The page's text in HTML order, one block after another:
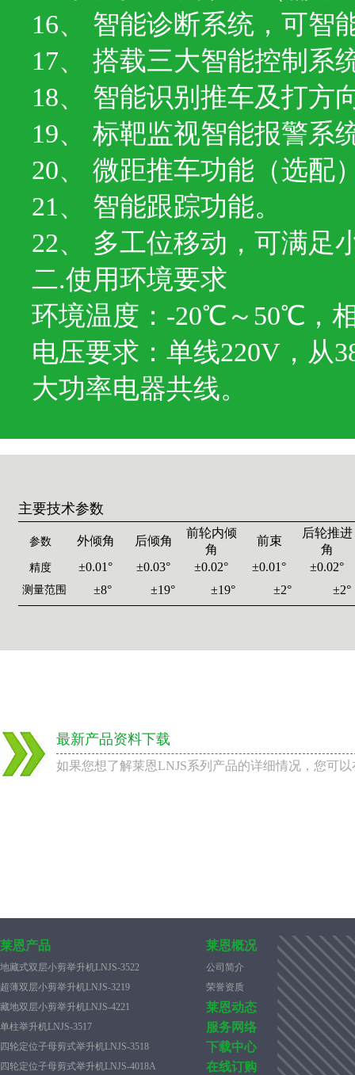
16、 智能诊断系统，可智
17、 搭载三大智能控制系
18、 智能识别推车及打方
19、 标靶监视智能报警系
20、 微距推车功能（选配
21、 智能跟踪功能。
22、 多工位移动，可满
二.使用环境要求
环境温度：-20℃～50℃，
电压要求：单线220V，从
大功率电器共线。
主要技术参数
参数 外倾角 后倾角
前轮内倾
角
前束
后轮推进
角
精度 ±0.01° ±0.03° ±0.02° ±0.01° ±0.02°
测量范围 ±8° ±19° ±19° ±2° ±2°
最新产品资料下载
如果您想了解莱恩LNJS系列产品的详细情况，您可
莱恩产品
地藏式双层小剪举升机LNJS-3522
超薄双层小剪举升机LNJS-3219
藏地双层小剪举升机LNJS-4221
单柱举升机LNJS-3517
四轮定位子母剪式举升机LNJS-3518
四轮定位子母剪式举升机LNJS-4018A
莱恩概况
公司简介
荣誉资质
莱恩动态
服务网络
下载中心
在线订购